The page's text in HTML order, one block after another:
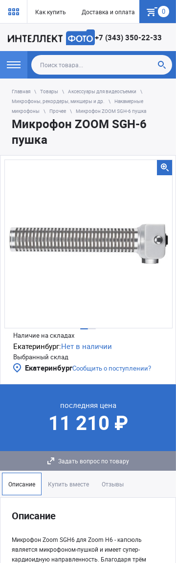
Как купить Доставка и оплата Гарантия
0
+7 (343) 350-22-33
Главная Товары
Аксессуары для видеосъемки
Микрофоны, рекордеры, микшеры и др.
Накамерные
микрофоны
Прочее Микрофон ZOOM SGH-6 пушка
Микрофон ZOOM SGH-6
пушка
Наличие на складах
Екатеринбург:Нет в наличии
Выбранный склад
ЕкатеринбургСообщить о поступлении?
последняя цена
11 210 ₽
Задать вопрос по товару
Описание Купить вместе Отзывы
Описание
Микрофон Zoom SGH6 для Zoom H6 - капсюль
является микрофоном-пушкой и имеет супер-
кардиоидную направленность. Благодаря трём